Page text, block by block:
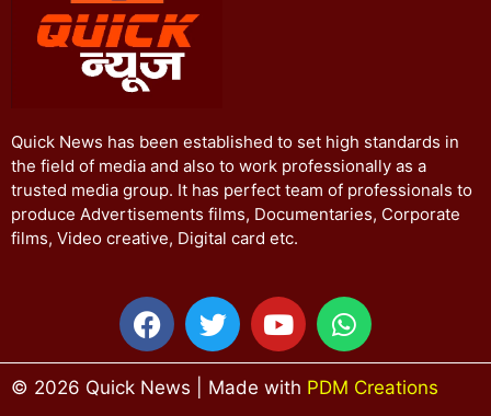
Quick News has been established to set high standards in
the field of media and also to work professionally as a
trusted media group. It has perfect team of professionals to
produce Advertisements films, Documentaries, Corporate
films, Video creative, Digital card etc.
© 2026 Quick News | Made with PDM Creations